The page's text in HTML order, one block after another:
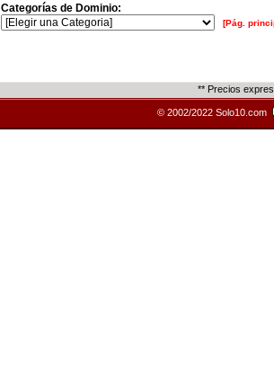
Categorías de Dominio:
[Pág.
** Precios
© 2002/2022 Solo10.com